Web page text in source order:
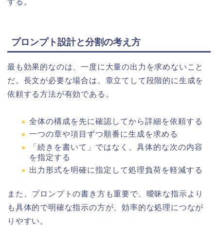
する。
プロンプト設計と分割の考え方
最も効果的なのは、一度に大量の出力を求めないこと
だ。長文が必要な場合は、章立てして段階的に生成を
依頼する方法が有効である。
全体の構成を先に確認してから詳細を依頼する
一つの章や項目ずつ順番に生成を求める
「続きを書いて」ではなく、具体的な次の内容
を指定する
出力形式を明確に指定して処理負荷を軽減する
また、プロンプトの書き方も重要で、曖昧な指示より
も具体的で明確な指示の方が、効率的な処理につなが
りやすい。